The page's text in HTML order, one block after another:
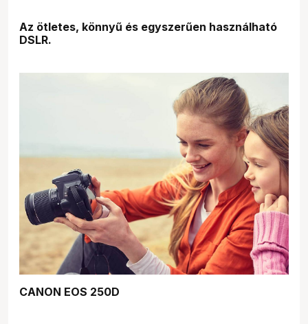
Az ötletes, könnyű és egyszerűen használható
DSLR.
CANON EOS 250D